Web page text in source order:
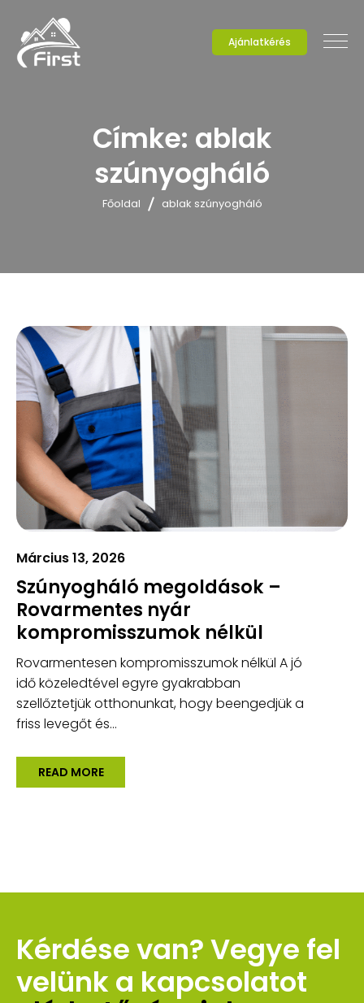
Ajánlatkérés
Címke: ablak
szúnyogháló
Főoldal ablak szúnyogháló
Március 13, 2026
Szúnyogháló megoldások –
Rovarmentes nyár
kompromisszumok nélkül
Rovarmentesen kompromisszumok nélkül A jó
idő közeledtével egyre gyakrabban
szellőztetjük otthonunkat, hogy beengedjük a
friss levegőt és...
READ MORE
Kérdése van? Vegye fel
velünk a kapcsolatot